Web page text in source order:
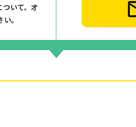
ついて、オ
。